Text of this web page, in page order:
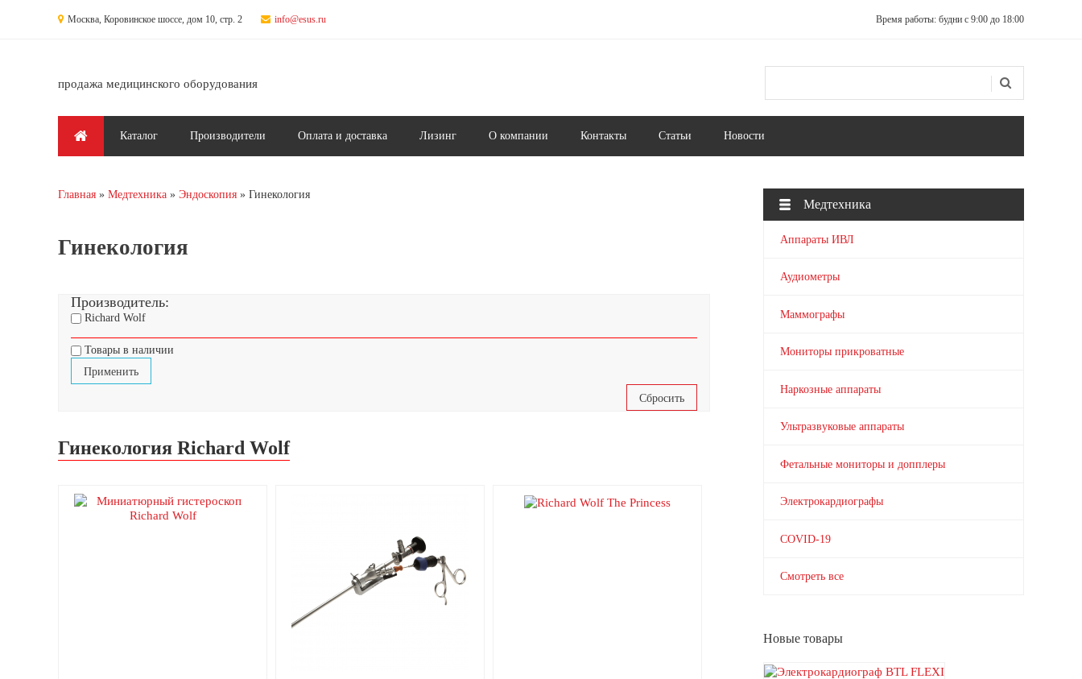
Москва, Коровинское шоссе, дом 10, стр. 2 info@esus.ru Время работы: будни с 9:00 до 18:00
продажа медицинского оборудования
Главное менюКаталог Производители Оплата и доставка Лизинг О компании Контакты Статьи Новости
Вы здесь
Главная Медтехника Эндоскопия Гинекология
Гинекология
Производитель:
Richard Wolf
Товары в наличии
Гинекология Richard Wolf
Медтехника
Аппараты ИВЛ
Аудиометры
Маммографы
Мониторы прикроватные
Наркозные аппараты
Ультразвуковые аппараты
Фетальные мониторы и допплеры
Электрокардиографы
COVID-19
Смотреть все
Новые товары